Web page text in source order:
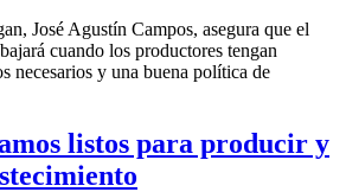
José Agustín Campos, asegura que el
cuando los productores tengan
necesarios y una buena política de
listos para producir y